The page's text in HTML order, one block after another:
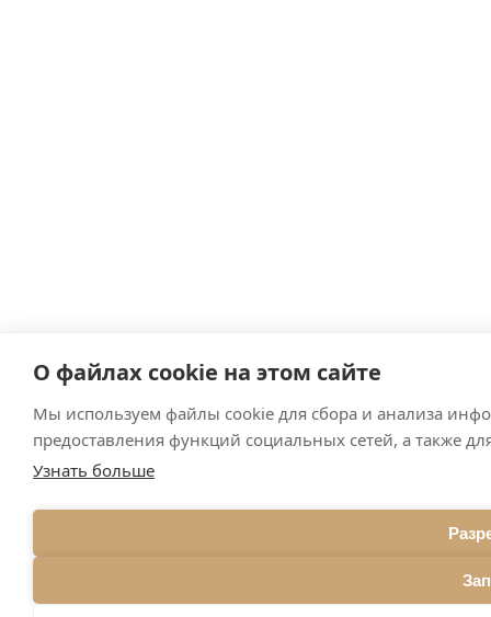
О файлах cookie на этом сайте
Мы используем файлы cookie для сбора и анализа
предоставления функций социальных сетей, а также
Узнать больше